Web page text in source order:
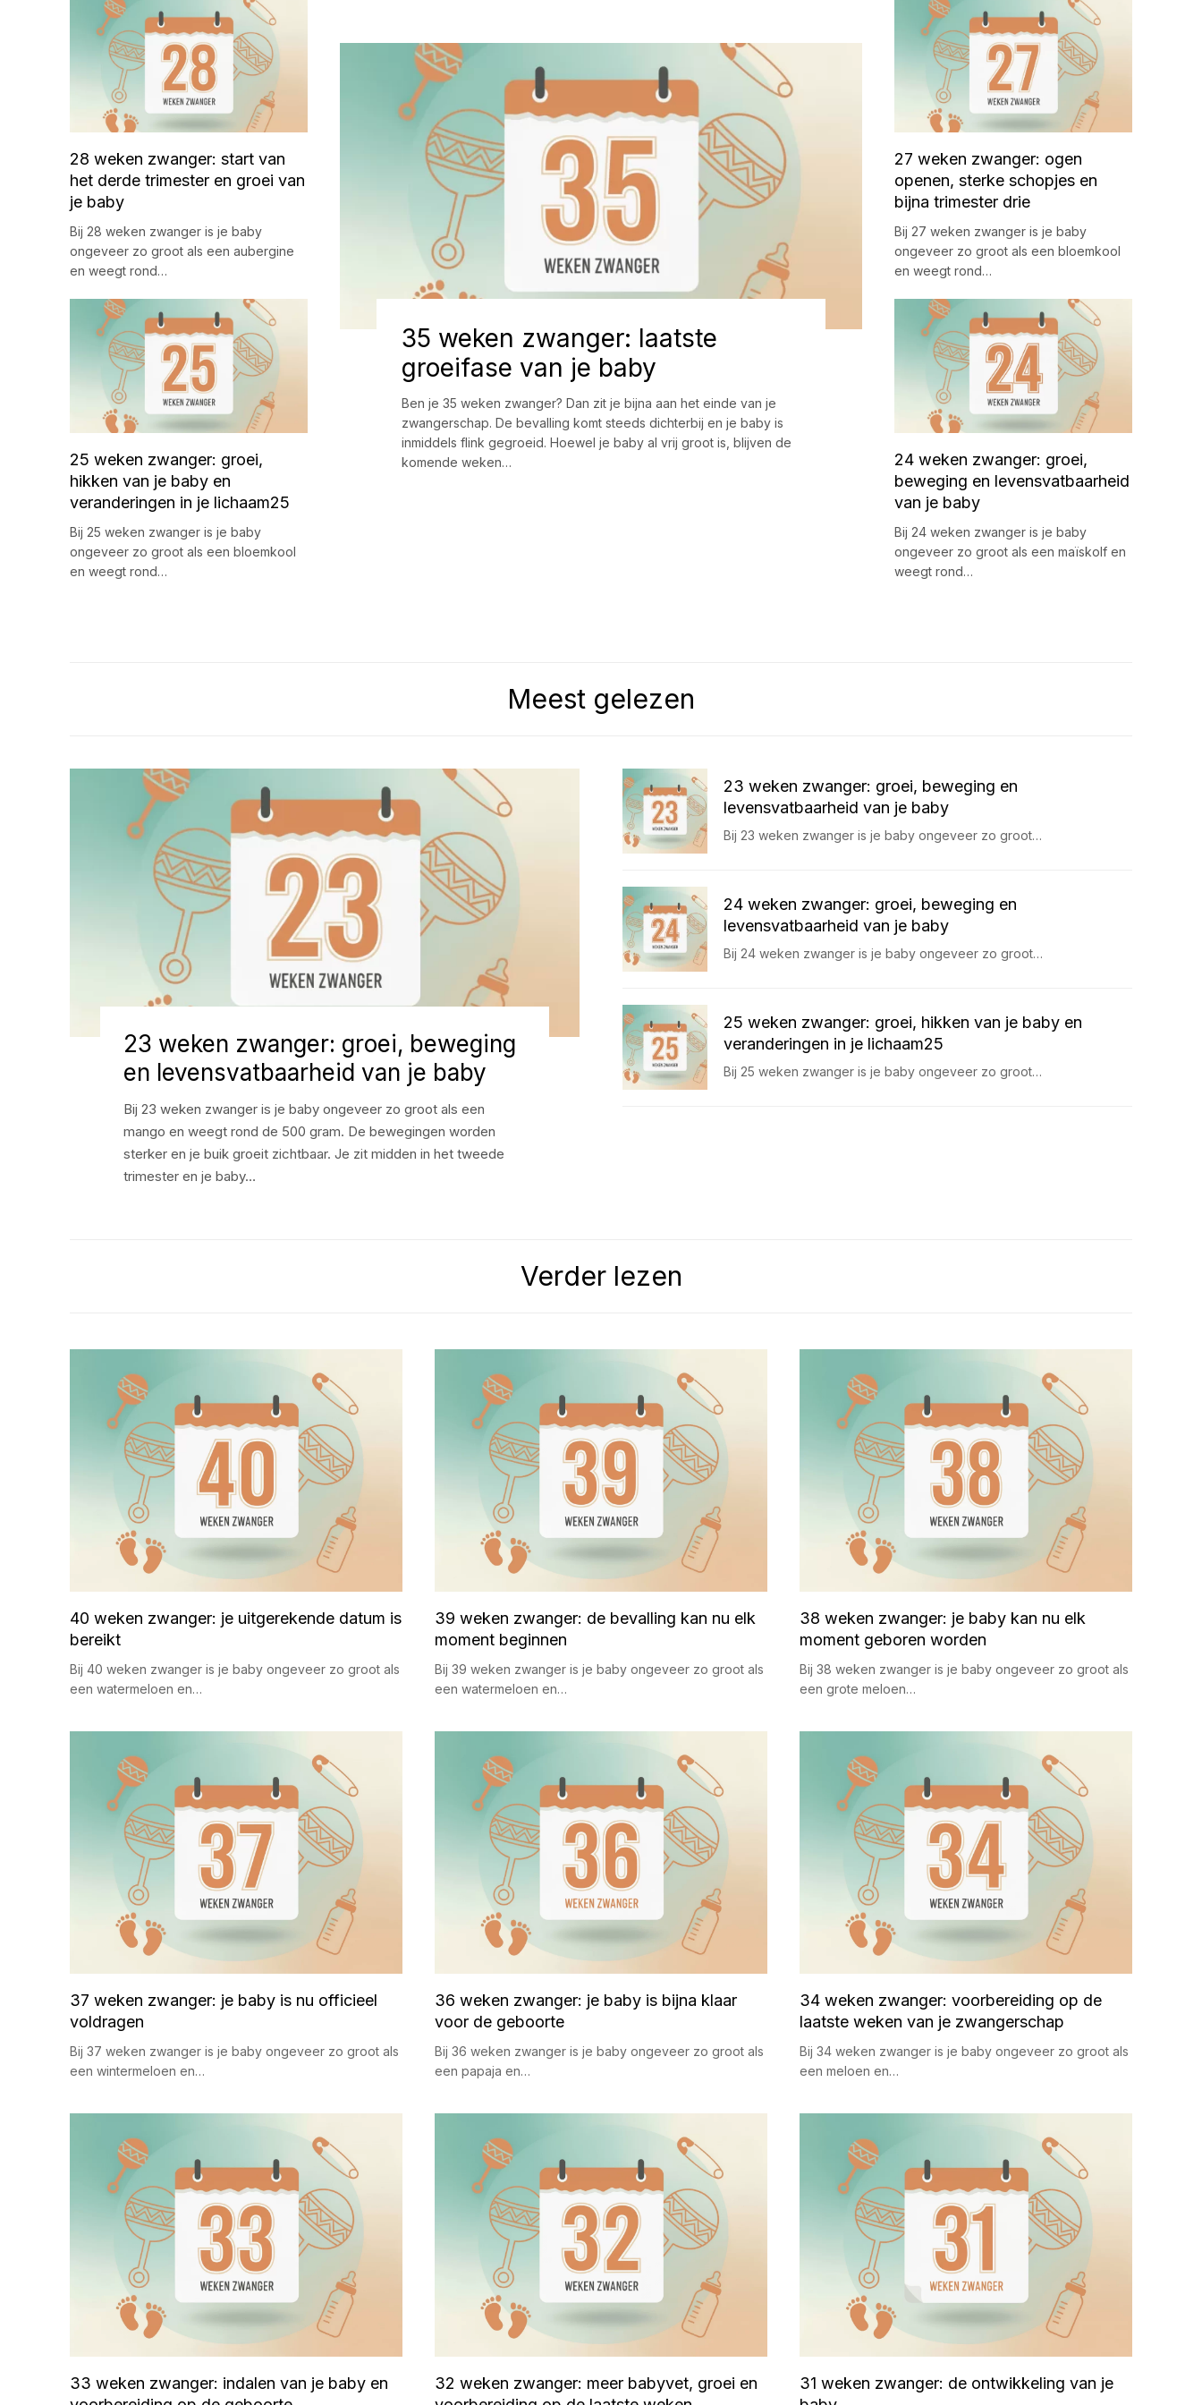
28 weken zwanger: start van
het derde trimester en groei van
je baby
Bij 28 weken zwanger is je baby
ongeveer zo groot als een aubergine
en weegt rond…
25 weken zwanger: groei,
hikken van je baby en
veranderingen in je lichaam25
Bij 25 weken zwanger is je baby
ongeveer zo groot als een bloemkool
en weegt rond…
35 weken zwanger: laatste
groeifase van je baby
Ben je 35 weken zwanger? Dan zit je bijna aan het einde van je
zwangerschap. De bevalling komt steeds dichterbij en je baby is
inmiddels flink gegroeid. Hoewel je baby al vrij groot is, blijven de
komende weken…
27 weken zwanger: ogen
openen, sterke schopjes en
bijna trimester drie
Bij 27 weken zwanger is je baby
ongeveer zo groot als een bloemkool
en weegt rond…
24 weken zwanger: groei,
beweging en levensvatbaarheid
van je baby
Bij 24 weken zwanger is je baby
ongeveer zo groot als een maïskolf en
weegt rond…
Meest gelezen
23 weken zwanger: groei, beweging
en levensvatbaarheid van je baby
Bij 23 weken zwanger is je baby ongeveer zo groot als een
mango en weegt rond de 500 gram. De bewegingen worden
sterker en je buik groeit zichtbaar. Je zit midden in het tweede
trimester en je baby…
23 weken zwanger: groei, beweging en
levensvatbaarheid van je baby
Bij 23 weken zwanger is je baby ongeveer zo groot…
24 weken zwanger: groei, beweging en
levensvatbaarheid van je baby
Bij 24 weken zwanger is je baby ongeveer zo groot…
25 weken zwanger: groei, hikken van je baby en
veranderingen in je lichaam25
Bij 25 weken zwanger is je baby ongeveer zo groot…
Verder lezen
40 weken zwanger: je uitgerekende datum is
bereikt
Bij 40 weken zwanger is je baby ongeveer zo groot als
een watermeloen en…
39 weken zwanger: de bevalling kan nu elk
moment beginnen
Bij 39 weken zwanger is je baby ongeveer zo groot als
een watermeloen en…
38 weken zwanger: je baby kan nu elk
moment geboren worden
Bij 38 weken zwanger is je baby ongeveer zo groot als
een grote meloen…
37 weken zwanger: je baby is nu officieel
voldragen
Bij 37 weken zwanger is je baby ongeveer zo groot als
een wintermeloen en…
36 weken zwanger: je baby is bijna klaar
voor de geboorte
Bij 36 weken zwanger is je baby ongeveer zo groot als
een papaja en…
34 weken zwanger: voorbereiding op de
laatste weken van je zwangerschap
Bij 34 weken zwanger is je baby ongeveer zo groot als
een meloen en…
33 weken zwanger: indalen van je baby en
32 weken zwanger: meer babyvet, groei en
31 weken zwanger: de ontwikkeling van je